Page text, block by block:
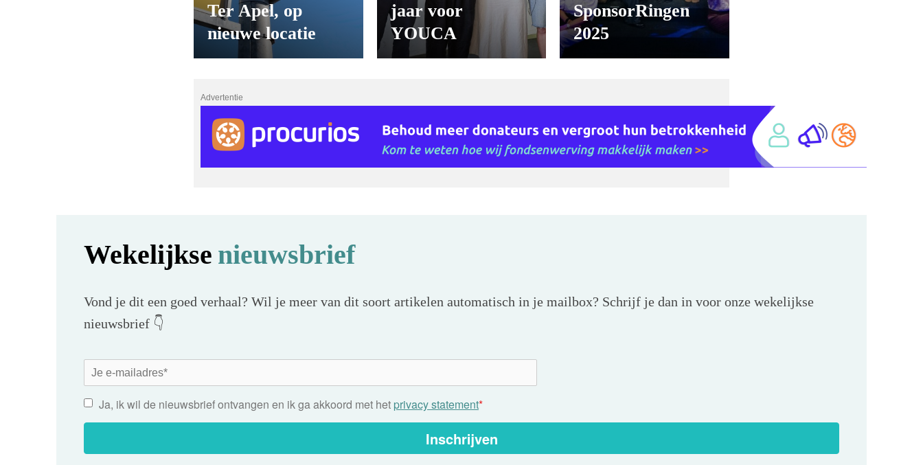
Ter Apel, op
nieuwe locatie
jaar voor
YOUCA
SponsorRingen
2025
Advertentie
Wekelijkse nieuwsbrief
Vond je dit een goed verhaal? Wil je meer van dit soort artikelen automatisch in je mailbox? Schrijf je dan in voor onze wekelijkse
nieuwsbrief 👇
Ja, ik wil de nieuwsbrief ontvangen en ik ga akkoord met het privacy statement*
Inschrijven